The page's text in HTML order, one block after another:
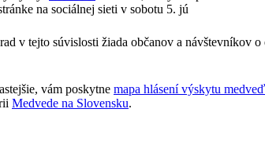
na sociálnej sieti v sobotu 5. jú
v tejto súvislosti žiada občanov a
vám poskytne mapa hlásení výskytu
Medvede na Slovensku.